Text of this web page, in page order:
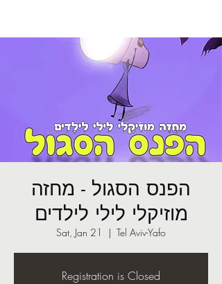
הפנס הסגול - מחזה
מוזיקלי לילי לילדים
Sat, Jan 21
  |
Tel Aviv-Yafo
Registration is Closed